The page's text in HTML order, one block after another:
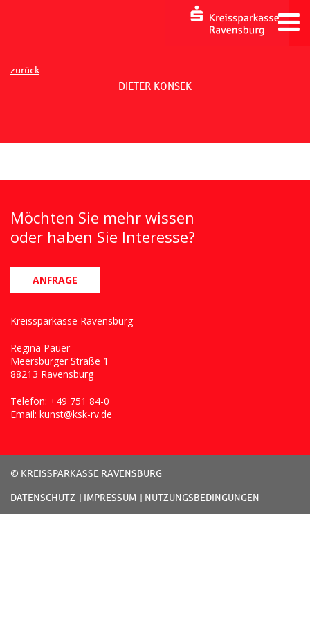
zurück
DIETER KONSEK
Möchten Sie mehr wissen
oder haben Sie Interesse?
ANFRAGE
Kreissparkasse Ravensburg
Regina Pauer
Meersburger Straße 1
88213 Ravensburg
Telefon: +49 751 84-0
Email: kunst@ksk-rv.de
© KREISSPARKASSE RAVENSBURG
DATENSCHUTZ IMPRESSUM NUTZUNGSBEDINGUNGEN